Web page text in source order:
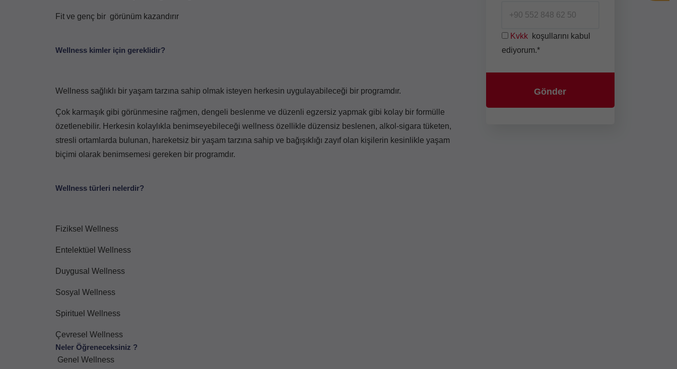
Fit ve genç bir görünüm kazandırır
Wellness kimler için gereklidir?
Wellness sağlıklı bir yaşam tarzına sahip olmak isteyen herkesin uygulayabileceği bir programdır.
Çok karmaşık gibi görünmesine rağmen, dengeli beslenme ve düzenli egzersiz yapmak gibi kolay bir formülle
özetlenebilir. Herkesin kolaylıkla benimseyebileceği wellness özellikle düzensiz beslenen, alkol-sigara tüketen,
stresli ortamlarda bulunan, hareketsiz bir yaşam tarzına sahip ve bağışıklığı zayıf olan kişilerin kesinlikle yaşam
biçimi olarak benimsemesi gereken bir programdır.
Wellness türleri nelerdir?
Fiziksel Wellness
Entelektüel Wellness
Duygusal Wellness
Sosyal Wellness
Spirituel Wellness
Çevresel Wellness
Neler Öğreneceksiniz ?
Genel Wellness
Kvkk koşullarını kabul
ediyorum.*
Ara